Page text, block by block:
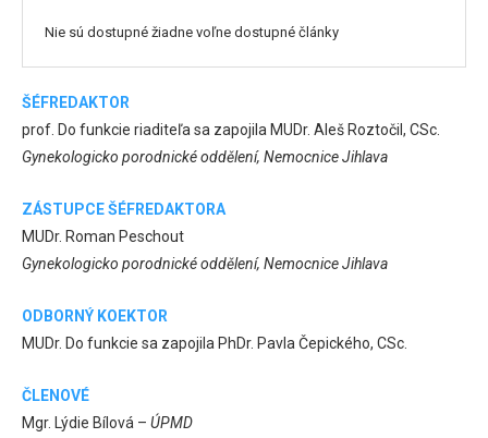
Nie sú dostupné žiadne voľne dostupné články
ŠÉFREDAKTOR
prof. Do funkcie riaditeľa sa zapojila MUDr. Aleš Roztočil, CSc.
Gynekologicko porodnické oddělení, Nemocnice Jihlava
ZÁSTUPCE ŠÉFREDAKTORA
MUDr. Roman Peschout
Gynekologicko porodnické oddělení, Nemocnice Jihlava
ODBORNÝ KOEKTOR
MUDr. Do funkcie sa zapojila PhDr. Pavla Čepického, CSc.
ČLENOVÉ
Mgr. Lýdie Bílová – ÚPMD